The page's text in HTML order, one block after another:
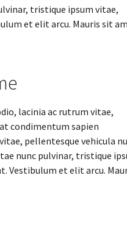
tristique ipsum vitae,
et elit arcu. Mauris sit
lacinia ac rutrum vitae,
condimentum sapien
pellentesque vehicula
nunc pulvinar, tristique
Vestibulum et elit arcu.